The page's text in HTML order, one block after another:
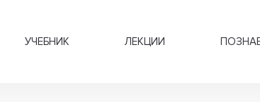
УЧЕБНИК ЛЕКЦИИ